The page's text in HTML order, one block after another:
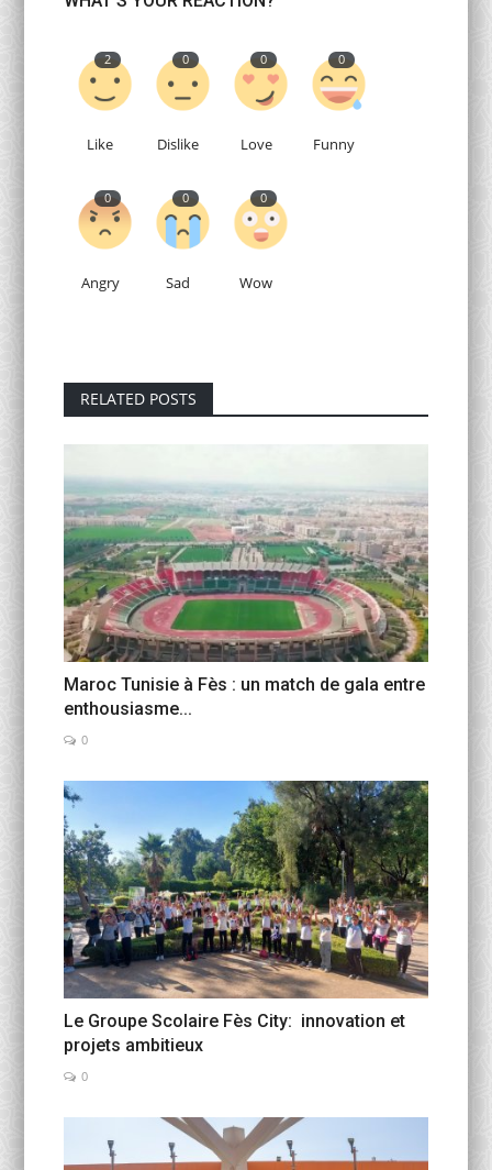
2
Like
0
Dislike
0
Love
0
Funny
0
Angry
0
Sad
0
Wow
RELATED POSTS
Maroc Tunisie à Fès : un match de gala entre
enthousiasme...
0
Le Groupe Scolaire Fès City: innovation et
projets ambitieux
0